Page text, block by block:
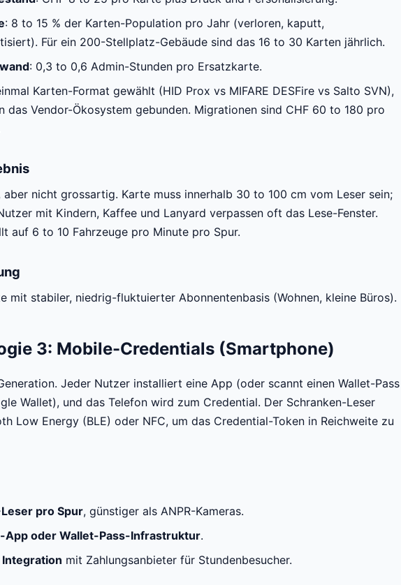
: 8 to 15 % der Karten-Population pro Jahr (verloren, kaputt,
Für ein 200-Stellplatz-Gebäude sind das 16 to 30 Karten jährlich.
: 0,3 to 0,6 Admin-Stunden pro Ersatzkarte.
Karten-Format gewählt (HID Prox vs MIFARE DESFire vs Salto SVN),
das Vendor-Ökosystem gebunden. Migrationen sind CHF 60 to 180 pro
aber nicht grossartig. Karte muss innerhalb 30 to 100 cm vom Leser sein;
mit Kindern, Kaffee und Lanyard verpassen oft das Lese-Fenster.
auf 6 to 10 Fahrzeuge pro Minute pro Spur.
mit stabiler, niedrig-fluktuierter Abonnentenbasis (Wohnen, kleine Büros).
3: Mobile-Credentials (Smartphone)
Jeder Nutzer installiert eine App (oder scannt einen Wallet-Pass
Wallet), und das Telefon wird zum Credential. Der Schranken-Leser
Low Energy (BLE) oder NFC, um das Credential-Token in Reichweite zu
pro Spur, günstiger als ANPR-Kameras.
App oder Wallet-Pass-Infrastruktur.
Integration mit Zahlungsanbieter für Stundenbesucher.